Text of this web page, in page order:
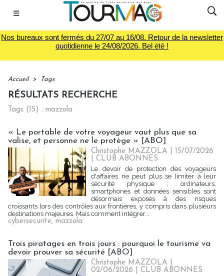
☰
Nos bureaux sont fermés du 27/07 au 16/08. Retour de la newsletter
quotidienne le 24/08/2026. Bel été !
Accueil > Tags
RÉSULTATS RECHERCHE
Tags (15) : mazzola
« Le portable de votre voyageur vaut plus que sa
valise, et personne ne le protège » [ABO]
Christophe MAZZOLA | 15/07/2026
|CLUB ABONNES
Le devoir de protection des voyageurs
d'affaires ne peut plus se limiter à leur
sécurité physique : ordinateurs,
smartphones et données sensibles sont
désormais exposés à des risques
croissants lors des contrôles aux frontières, y compris dans plusieurs
destinations majeures. Mais comment intégrer...
cybersecurite, mazzola
Trois piratages en trois jours : pourquoi le tourisme va
devoir prouver sa sécurité [ABO]
Christophe MAZZOLA |
02/06/2026 |CLUB ABONNES